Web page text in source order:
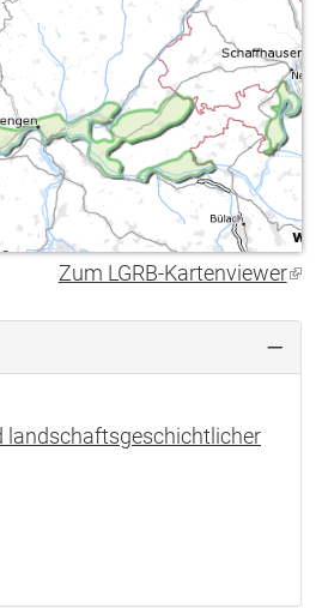
Zum LGRB-Kartenviewer(Link
landschaftsgeschichtlicher